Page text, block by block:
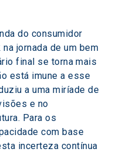
do consumidor
jornada de um bem
final se torna mais
está imune a esse
a uma miríade de
e no
Para os
com base
incerteza contínua